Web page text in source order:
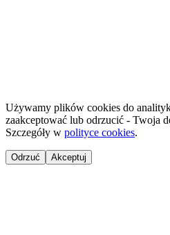
Używamy plików cookies do
zaakceptować lub odrzucić - Twoja
Szczegóły w polityce cookies.
Odrzuć Akceptuj